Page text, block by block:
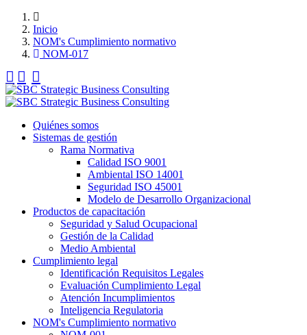
Inicio
NOM's Cumplimiento normativo
NOM-017
Quiénes somos
Sistemas de gestión
Rama Normativa
Calidad ISO 9001
Ambiental ISO 14001
Seguridad ISO 45001
Modelo de Desarrollo Organizacional
Productos de capacitación
Seguridad y Salud Ocupacional
Gestión de la Calidad
Medio Ambiental
Cumplimiento legal
Identificación Requisitos Legales
Evaluación Cumplimiento Legal
Atención Incumplimientos
Inteligencia Regulatoria
NOM's Cumplimiento normativo